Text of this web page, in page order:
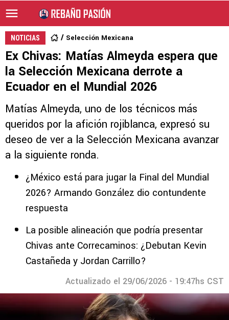
NOTICIAS Selección Mexicana
Ex Chivas: Matías Almeyda espera que
la Selección Mexicana derrote a
Ecuador en el Mundial 2026
Matías Almeyda, uno de los técnicos más
queridos por la afición rojiblanca, expresó su
deseo de ver a la Selección Mexicana avanzar
a la siguiente ronda.
¿México está para jugar la Final del Mundial
2026? Armando González dio contundente
respuesta
La posible alineación que podría presentar
Chivas ante Correcaminos: ¿Debutan Kevin
Castañeda y Jordan Carrillo?
Actualizado el 29/06/2026 - 19:47hs CST